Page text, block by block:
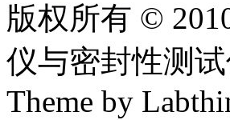
版权所有 ©
仪与密封性测
Theme by